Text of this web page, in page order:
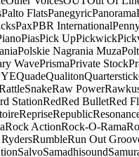
Palto FlatsPanegyricPanorama
PaxPBR International
PiasPick UpPickwick
Polskie Nagrania Muza
WavePrismaPrivate Stock
QuadeQualitonQuarterstick
Raw Power
StationRedRed BulletRed
RepriseRepublic
Rock ActionRock-O-Rama
RumbleRun Out
SalvoSamadhisound